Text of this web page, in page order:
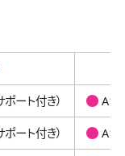
ート付き） A1
ート付き） A1